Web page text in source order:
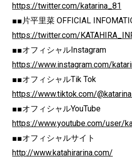
https://twitter.com/katarina_81
■■片平里菜 OFFICIAL
https://twitter.com/
■■オフィシャルInstagram
https://www.instagram.com/
■■オフィシャルTik Tok
https://www.tiktok.com/
■■オフィシャルYouTube
https://www.youtube.com/user/
■■オフィシャルサイト
http://www.katahirarina.com/